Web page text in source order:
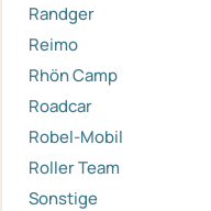
Randger
Reimo
Rhön Camp
Roadcar
Robel-Mobil
Roller Team
Sonstige